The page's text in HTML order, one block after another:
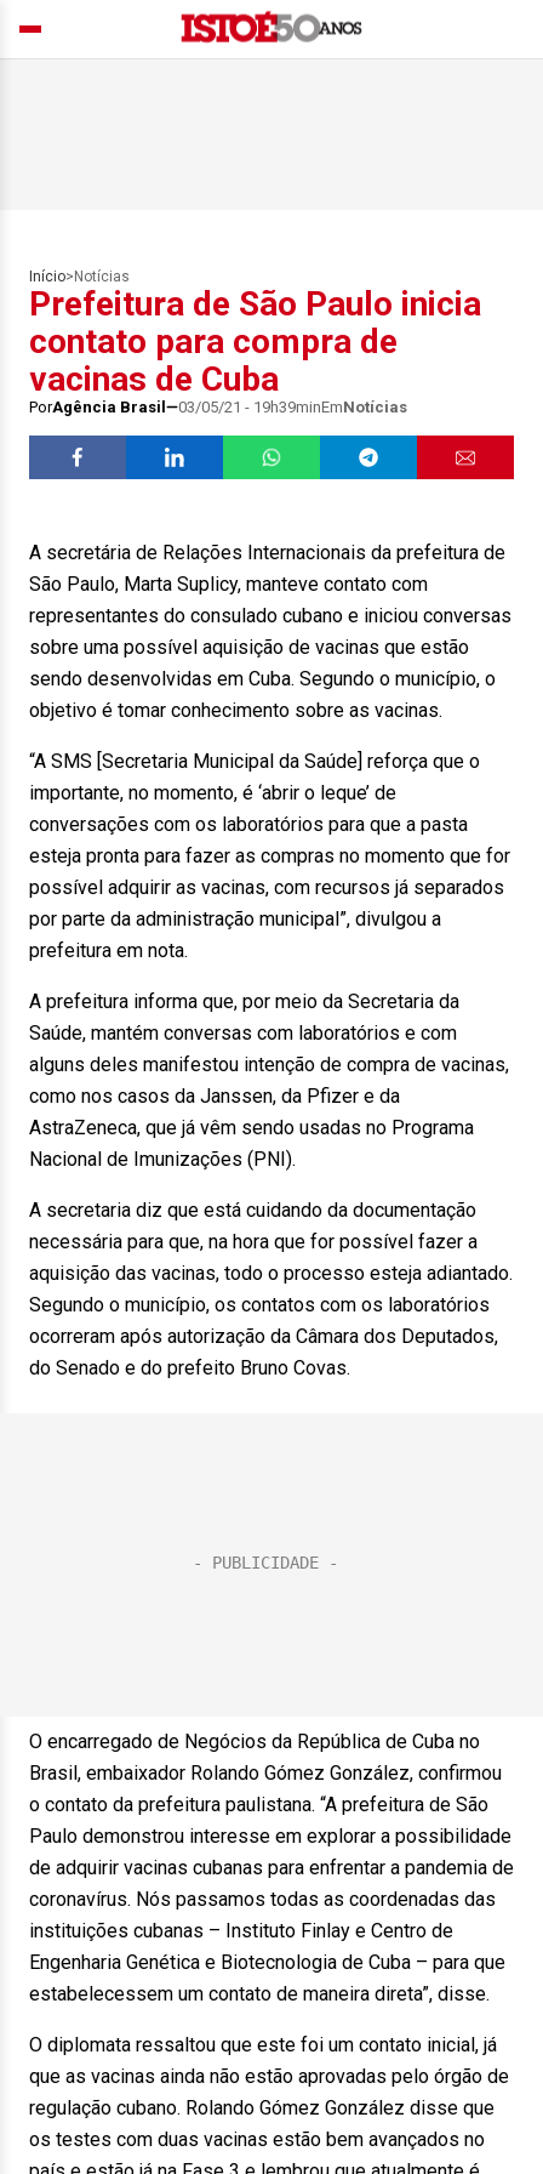
Início> Notícias
Prefeitura de São Paulo inicia
contato para compra de
vacinas de Cuba
PorAgência Brasil 03/05/21 - 19h39minEmNotícias
A secretária de Relações Internacionais da prefeitura de
São Paulo, Marta Suplicy, manteve contato com
representantes do consulado cubano e iniciou conversas
sobre uma possível aquisição de vacinas que estão
sendo desenvolvidas em Cuba. Segundo o município, o
objetivo é tomar conhecimento sobre as vacinas.
“A SMS [Secretaria Municipal da Saúde] reforça que o
importante, no momento, é ‘abrir o leque’ de
conversações com os laboratórios para que a pasta
esteja pronta para fazer as compras no momento que for
possível adquirir as vacinas, com recursos já separados
por parte da administração municipal”, divulgou a
prefeitura em nota.
A prefeitura informa que, por meio da Secretaria da
Saúde, mantém conversas com laboratórios e com
alguns deles manifestou intenção de compra de vacinas,
como nos casos da Janssen, da Pfizer e da
AstraZeneca, que já vêm sendo usadas no Programa
Nacional de Imunizações (PNI).
A secretaria diz que está cuidando da documentação
necessária para que, na hora que for possível fazer a
aquisição das vacinas, todo o processo esteja adiantado.
Segundo o município, os contatos com os laboratórios
ocorreram após autorização da Câmara dos Deputados,
do Senado e do prefeito Bruno Covas.
O encarregado de Negócios da República de Cuba no
Brasil, embaixador Rolando Gómez González, confirmou
o contato da prefeitura paulistana. “A prefeitura de São
Paulo demonstrou interesse em explorar a possibilidade
de adquirir vacinas cubanas para enfrentar a pandemia de
coronavírus. Nós passamos todas as coordenadas das
instituições cubanas – Instituto Finlay e Centro de
Engenharia Genética e Biotecnologia de Cuba – para que
estabelecessem um contato de maneira direta”, disse.
O diplomata ressaltou que este foi um contato inicial, já
que as vacinas ainda não estão aprovadas pelo órgão de
regulação cubano. Rolando Gómez González disse que
os testes com duas vacinas estão bem avançados no